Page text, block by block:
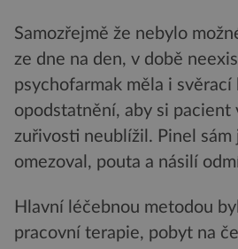
Samozřejmě že nebylo
ze dne na den, v době
psychofarmak měla i svěrací
opodstatnění, aby si pacient
zuřivosti neublížil. Pinel
omezoval, pouta a násilí
Hlavní léčebnou metodou
pracovní terapie, pobyt na